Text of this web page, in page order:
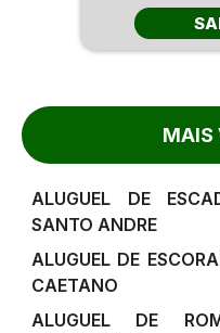
MAIS
ALUGUEL DE
SANTO ANDRE
ALUGUEL DE
CAETANO
ALUGUEL DE